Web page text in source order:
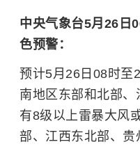
中央气象台5月26日
色预警：
预计5月26日08时至
南地区东部和北部
有8级以上雷暴大风
部、江西东北部、